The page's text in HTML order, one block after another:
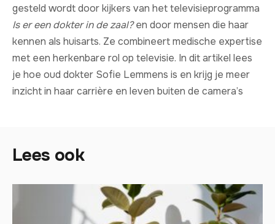
gesteld wordt door kijkers van het televisieprogramma
Is er een dokter in de zaal?en door mensen die haar
kennen als huisarts. Ze combineert medische expertise
met een herkenbare rol op televisie. In dit artikel lees
je hoe oud dokter Sofie Lemmens is en krijg je meer
inzicht in haar carrière en leven buiten de camera’s
Lees ook